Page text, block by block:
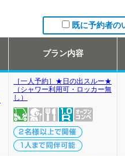
既に予約者の
プラン内容
［一人予約］★日の出スルー★
（シャワー利用可・ロッカー無
し）